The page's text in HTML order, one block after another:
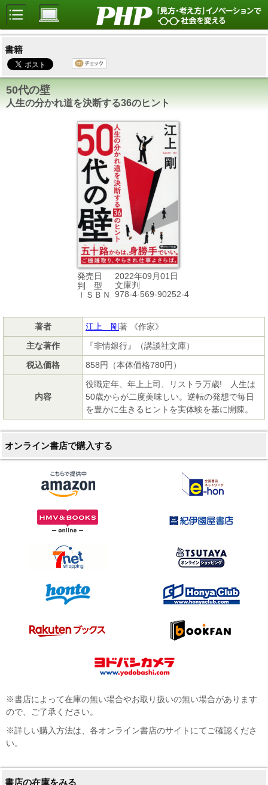
書籍
50代の壁
人生の分かれ道を決断する36のヒント
発売日
2022年09月01日
判 型
文庫判
ＩＳＢＮ
978-4-569-90252-4
著者 江上 剛著 《作家》
主な著作
『非情銀行』（講談社文庫）
税込価格
858円（本体価格780円）
内容
役職定年、年上上司、リストラ万歳! 人生は
50歳からが二度美味しい。逆転の発想で毎日
を豊かに生きるヒントを実体験を基に開陳。
オンライン書店で購入する
※書店によって在庫の無い場合やお取り扱いの無い場合があります
ので、ご了承ください。
※詳しい購入方法は、各オンライン書店のサイトにてご確認くださ
い。
書店の在庫をみる